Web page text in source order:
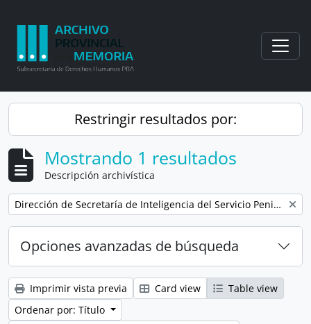
Restringir resultados por:
Mostrando 1 resultados
Descripción archivística
Remove filter: Dirección de Secretaría de Inteligencia del Servicio Penitenciario Bonaerense
Opciones avanzadas de búsqueda
Imprimir vista previa Card view
Table view
Ordenar por: Título